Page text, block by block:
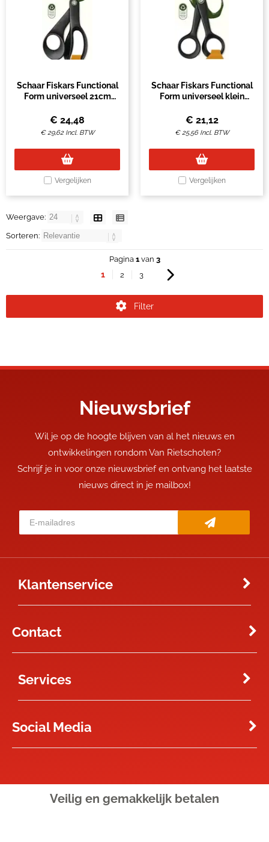
Schaar Fiskars Functional
Form universeel 21cm
€ 24,48
€29,62 Incl. BTW
Vergelijken
Schaar Fiskars Functional
Form universeel klein
€ 21,12
€25,56 Incl. BTW
Vergelijken
Weergave:
Sorteren:
Pagina 1van 3
1 2 3
Filter
Nieuwsbrief
Wil je op de hoogte blijven van al het nieuws en
ontwikkelingen rondom Van Rietschoten?
Schrijf je in voor onze nieuwsbrief en ontvang het laatste
nieuws direct in je mailbox!
Klantenservice
Contact
Services
Social Media
Veilig en gemakkelijk betalen